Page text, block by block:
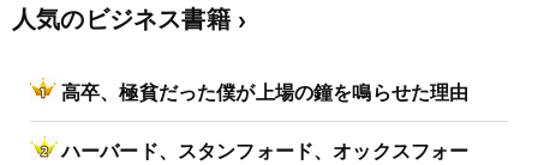
人気のビジネス書籍
高卒、極貧だった僕が上場の鐘を鳴らせた理由
ハーバード、スタンフォード、オックスフォー